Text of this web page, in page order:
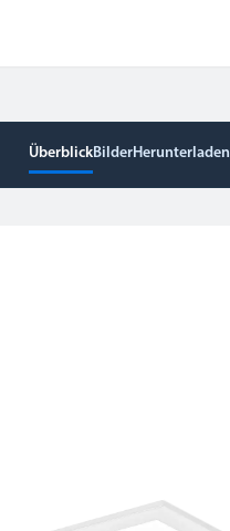
ÜberblickBilderHerunterladen